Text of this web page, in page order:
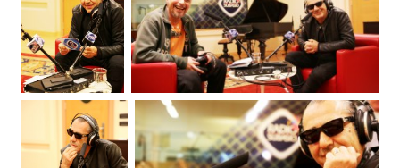
Subasio Collection
Subasio Per Un’Ora D’Amore
Video
Speciali